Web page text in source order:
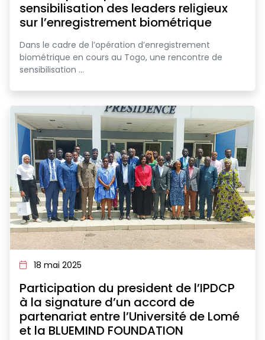
sensibilisation des leaders religieux
sur l’enregistrement biométrique
Dans le cadre de l’opération d’enregistrement
biométrique en cours au Togo, une rencontre de
sensibilisation ...
18 mai 2025
Participation du president de l’IPDCP
à la signature d’un accord de
partenariat entre l’Université de Lomé
et la BLUEMIND FOUNDATION